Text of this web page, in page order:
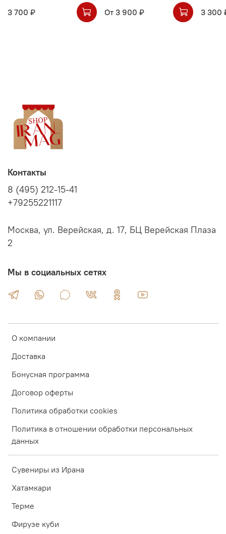
3 700 ₽ От 3 900 ₽
3 300
О компании
Доставка
Бонусная программа
Договор оферты
Политика обработки cookies
Политика в отношении обработки персональных
данных
Сувениры из Ирана
Хатамкари
Терме
Фирузе куби
Контакты
8 (495) 212-15-41
+79255221117
Москва, ул. Верейская, д. 17, БЦ Верейская Плаза
2
Мы в социальных сетях